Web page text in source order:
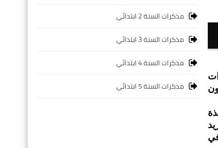
مذكرات السنة 2 ابتدائي
مذكرات السنة 3 ابتدائي
مذكرات السنة 4 ابتدائي
مذكرات السنة 5 ابتدائي